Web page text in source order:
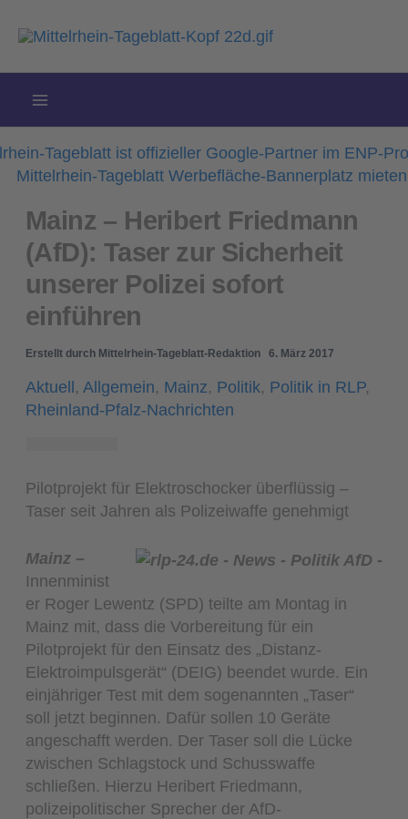
Inhalt
Mainz – Heribert Friedmann
(AfD): Taser zur Sicherheit
unserer Polizei sofort
einführen
Erstellt durch Mittelrhein-Tageblatt-Redaktion 6. März 2017
Aktuell,Allgemein, Mainz, Politik, Politik in RLP,
Rheinland-Pfalz-Nachrichten
Pilotprojekt für Elektroschocker überflüssig –
Taser seit Jahren als Polizeiwaffe genehmigt
Mainz –
Innenminist
er Roger Lewentz (SPD) teilte am Montag in
Mainz mit, dass die Vorbereitung für ein
Pilotprojekt für den Einsatz des „Distanz-
Elektroimpulsgerät“ (DEIG) beendet wurde. Ein
einjähriger Test mit dem sogenannten „Taser“
soll jetzt beginnen. Dafür sollen 10 Geräte
angeschafft werden. Der Taser soll die Lücke
zwischen Schlagstock und Schusswaffe
schließen. Hierzu Heribert Friedmann,
polizeipolitischer Sprecher der AfD-